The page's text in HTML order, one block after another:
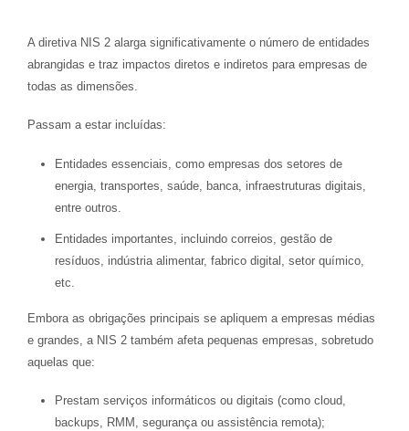
A diretiva NIS 2 alarga significativamente o número de entidades
abrangidas e traz impactos diretos e indiretos para empresas de
todas as dimensões.
Passam a estar incluídas:
Entidades essenciais, como empresas dos setores de
energia, transportes, saúde, banca, infraestruturas digitais,
entre outros.
Entidades importantes, incluindo correios, gestão de
resíduos, indústria alimentar, fabrico digital, setor químico,
etc.
Embora as obrigações principais se apliquem a empresas médias
e grandes, a NIS 2 também afeta pequenas empresas, sobretudo
aquelas que:
Prestam serviços informáticos ou digitais (como cloud,
backups, RMM, segurança ou assistência remota);